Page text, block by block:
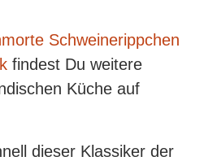
Schweinerippchen
findest Du weitere
Küche auf
dieser Klassiker der